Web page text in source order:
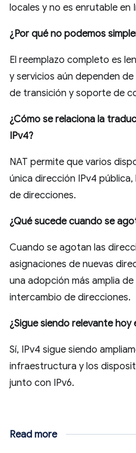
locales y no es enrutable en
¿Por qué no podemos
El reemplazo completo es
y servicios aún dependen
de transición y soporte de
¿Cómo se relaciona la
IPv4?
NAT permite que varios
única dirección IPv4
de direcciones.
¿Qué sucede cuando se
Cuando se agotan las
asignaciones de nuevas
una adopción más amplia
intercambio de direcciones.
¿Sigue siendo relevante hoy
Sí, IPv4 sigue siendo
infraestructura y los
junto con IPv6.
Read more